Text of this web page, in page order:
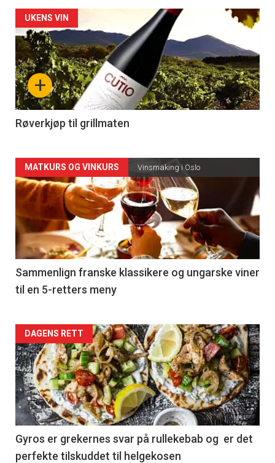
Forsiden
akkurat
nå
-
4
+
UKENS VIN
Røverkjøp til grillmaten
Forsiden
akkurat
nå
-
5
MATKURS OG VINKURS Vinsmaking i Oslo
Sammenlign franske klassikere og ungarske viner
til en 5-retters meny
Forsiden
akkurat
nå
-
6
DAGENS RETT
Gyros er grekernes svar på rullekebab og er det
perfekte tilskuddet til helgekosen